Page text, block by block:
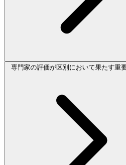
専門家の評価が区別において果たす重